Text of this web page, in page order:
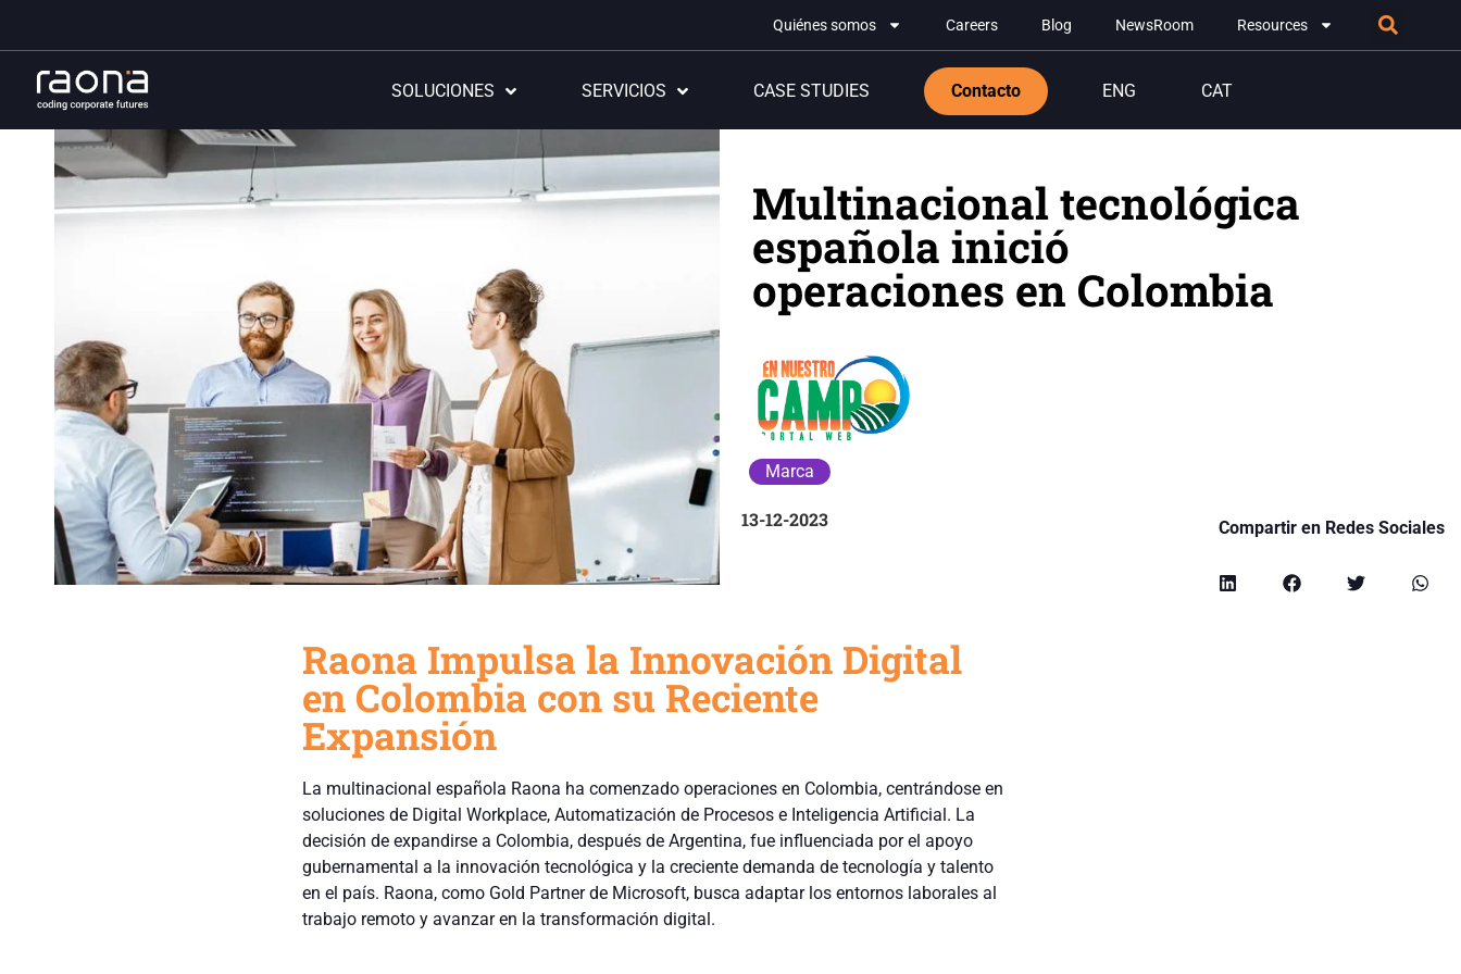
Quiénes somos Careers Blog NewsRoom Resources
SOLUCIONES SERVICIOS CASE STUDIES Contacto ENG CAT
Multinacional tecnológica
española inició
operaciones en Colombia
Marca
13-12-2023 Compartir en Redes Sociales
Raona Impulsa la Innovación Digital
en Colombia con su Reciente
Expansión
La multinacional española Raona ha comenzado operaciones en Colombia, centrándose en
soluciones de Digital Workplace, Automatización de Procesos e Inteligencia Artificial. La
decisión de expandirse a Colombia, después de Argentina, fue influenciada por el apoyo
gubernamental a la innovación tecnológica y la creciente demanda de tecnología y talento
en el país. Raona, como Gold Partner de Microsoft, busca adaptar los entornos laborales al
trabajo remoto y avanzar en la transformación digital.